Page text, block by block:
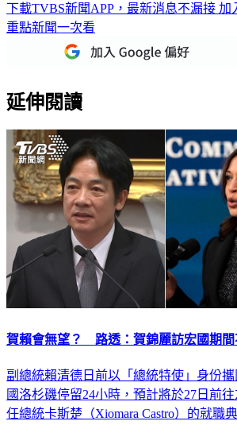
下載TVBS新聞APP，最新消息不漏接 加
重點新聞一次看
延伸閱讀
賀賴會無望？ 路透：賀錦麗訪宏國期間
副總統賴清德日前以「總統特使」身份
國洛杉磯停留24小時，預計將於27日前
任總統卡斯楚（Xiomara Castro）的就職